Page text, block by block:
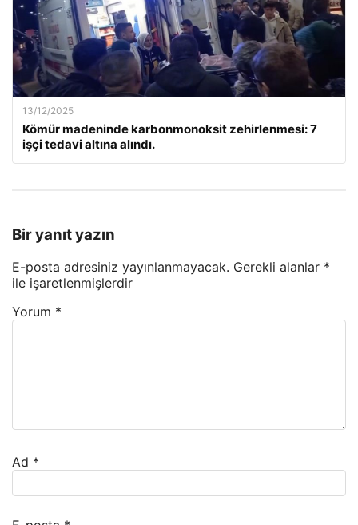
13/12/2025
Kömür madeninde karbonmonoksit zehirlenmesi: 7
işçi tedavi altına alındı.
Bir yanıt yazın
E-posta adresiniz yayınlanmayacak. Gerekli alanlar *
ile işaretlenmişlerdir
Yorum *
Ad *